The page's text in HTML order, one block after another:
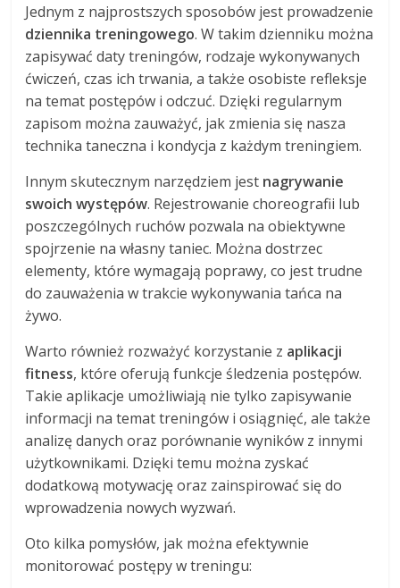
Jednym z najprostszych sposobów jest prowadzenie
dziennika treningowego. W takim dzienniku można
zapisywać daty treningów, rodzaje wykonywanych
ćwiczeń, czas ich trwania, a także osobiste refleksje
na temat postępów i odczuć. Dzięki regularnym
zapisom można zauważyć, jak zmienia się nasza
technika taneczna i kondycja z każdym treningiem.
Innym skutecznym narzędziem jest nagrywanie
swoich występów. Rejestrowanie choreografii lub
poszczególnych ruchów pozwala na obiektywne
spojrzenie na własny taniec. Można dostrzec
elementy, które wymagają poprawy, co jest trudne
do zauważenia w trakcie wykonywania tańca na
żywo.
Warto również rozważyć korzystanie z aplikacji
fitness, które oferują funkcje śledzenia postępów.
Takie aplikacje umożliwiają nie tylko zapisywanie
informacji na temat treningów i osiągnięć, ale także
analizę danych oraz porównanie wyników z innymi
użytkownikami. Dzięki temu można zyskać
dodatkową motywację oraz zainspirować się do
wprowadzenia nowych wyzwań.
Oto kilka pomysłów, jak można efektywnie
monitorować postępy w treningu: